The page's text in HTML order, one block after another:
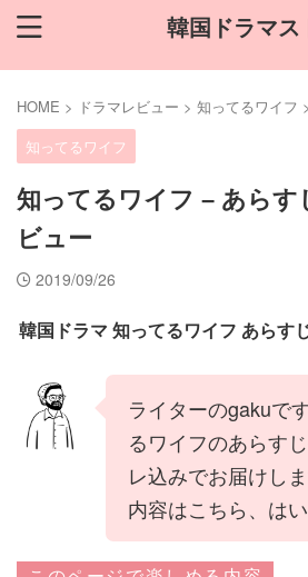
韓国ドラマス
HOME > ドラマレビュー > 知ってるワイフ >
知ってるワイフ
知ってるワイフ – あらす
ビュー
2019/09/26
韓国ドラマ 知ってるワイフ あらす
ライターのgakuで
るワイフのあらす
レ込みでお届けし
内容はこちら、は